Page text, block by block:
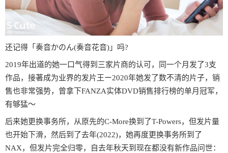
还记得「奏音かのん(奏音花音)」吗?
2019年出道的她一口气得到三家片商的认可，同一个月发了3支
作品，接著成为业界的发片王ー2020年她发了数不清的片子，销
售也非常强势，曾拿下FANZA实体DVD销售排行榜的单月冠军，
有够猛〜
后来她更换事务所，从原先的C-More换到了T-Powers，但发片量
也开始下滑，然后到了去年(2022)，她再度更换事务所到了
NAX，但发片完全归零，自去年秋天到现在都没有新作品问世：